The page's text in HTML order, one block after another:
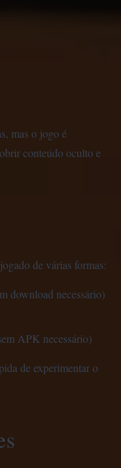
mas o jogo é
conteúdo oculto e
de várias formas:
download necessário)
APK necessário)
de experimentar o